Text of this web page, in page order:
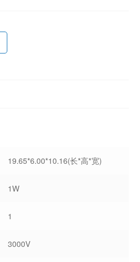
19.65*6.00*10.16(长*高*宽)
1W
1
3000V